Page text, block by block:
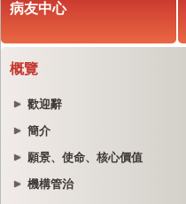
病友中心
概覽
歡迎辭
簡介
願景、使命、核心價值
機構管治